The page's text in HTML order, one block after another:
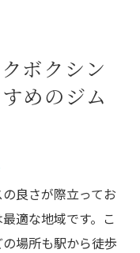
ボクシン
めのジム
良さが際立ってお
適な地域です。こ
場所も駅から徒歩